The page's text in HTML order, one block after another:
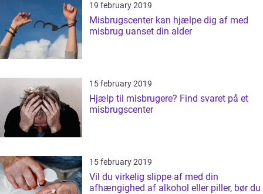
19 february 2019
Misbrugscenter kan hjælpe dig af med
misbrug uanset din alder
15 february 2019
Hjælp til misbrugere? Find svaret på et
misbrugscenter
15 february 2019
Vil du virkelig slippe af med din
afhængighed af alkohol eller piller, bør du